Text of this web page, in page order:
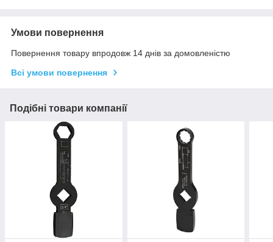
Умови повернення
Повернення товару впродовж 14 днів за домовленістю
Всі умови повернення
Подібні товари компанії